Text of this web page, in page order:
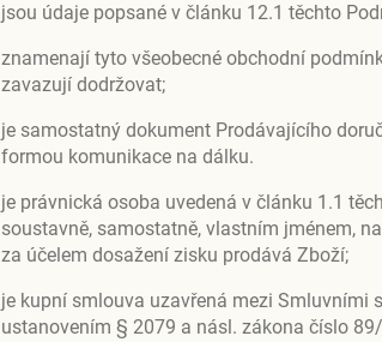
jsou údaje popsané v článku 12.1 těchto
znamenají tyto všeobecné obchodní
zavazují dodržovat;
je samostatný dokument Prodávajícího
formou komunikace na dálku.
je právnická osoba uvedená v článku 1.1
soustavně, samostatně, vlastním jménem,
za účelem dosažení zisku prodává Zboží;
je kupní smlouva uzavřená mezi Smluvními
ustanovením § 2079 a násl. zákona číslo